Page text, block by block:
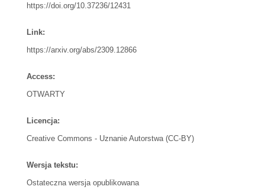
https://doi.org/10.37236/12431
Link:
https://arxiv.org/abs/2309.12866
Access:
OTWARTY
Licencja:
Creative Commons - Uznanie Autorstwa (CC-BY)
Wersja tekstu:
Ostateczna wersja opublikowana